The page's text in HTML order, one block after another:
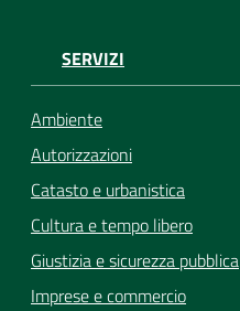
SERVIZI
Ambiente
Autorizzazioni
Catasto e urbanistica
Cultura e tempo libero
Giustizia e sicurezza pubblica
Imprese e commercio